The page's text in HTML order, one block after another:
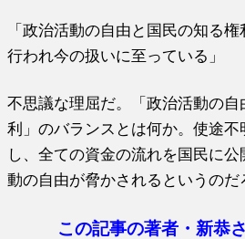
「政治活動の自由と国民の知る
行われ今の扱いに至っている」
不思議な理屈だ。「政治活動の
利」のバランスとは何か。使途不
し、全ての資金の流れを国民に
動の自由が脅かされるというのだ
この記事の著者・新恭